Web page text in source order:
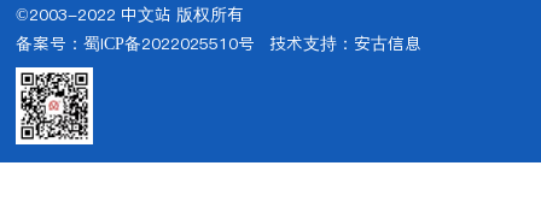
©2003-2022 中文站 版权所有
备案号：蜀ICP备2022025510号 技术支持： 安古信息